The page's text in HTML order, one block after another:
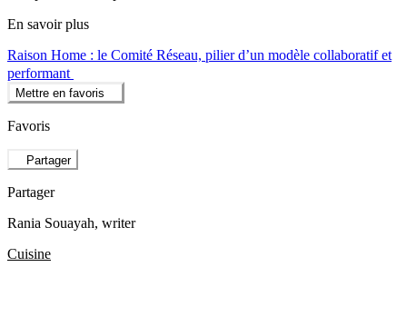
En savoir plus
Raison Home : le Comité Réseau, pilier d’un modèle collaboratif et
performant
Mettre en favoris
Favoris
Partager
Partager
Rania Souayah, writer
Cuisine